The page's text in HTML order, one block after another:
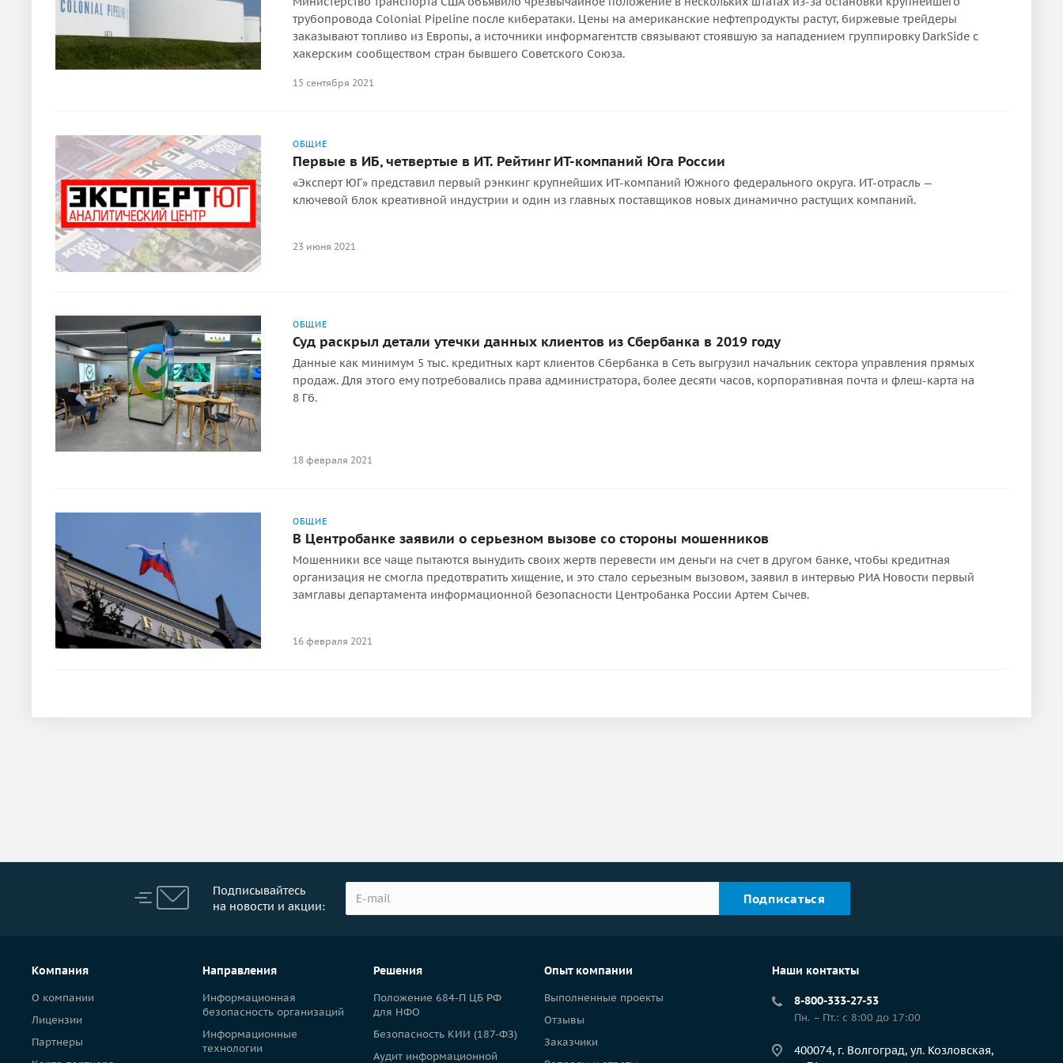
трубопровода Colonial Pipeline после кибератаки. Цены на американские нефтепродукты растут, биржевые трейдеры
заказывают топливо из Европы, а источники информагентств связывают стоявшую за нападением группировку DarkSide с
хакерским сообществом стран бывшего Советского Союза.
15 сентября 2021
ОБЩИЕ
Первые в ИБ, четвертые в ИТ. Рейтинг ИТ-компаний Юга России
«Эксперт ЮГ» представил первый рэнкинг крупнейших ИТ-компаний Южного федерального округа. ИТ-отрасль —
ключевой блок креативной индустрии и один из главных поставщиков новых динамично растущих компаний.
23 июня 2021
ОБЩИЕ
Суд раскрыл детали утечки данных клиентов из Сбербанка в 2019 году
Данные как минимум 5 тыс. кредитных карт клиентов Сбербанка в Сеть выгрузил начальник сектора управления прямых
продаж. Для этого ему потребовались права администратора, более десяти часов, корпоративная почта и флеш-карта на
8 Гб.
18 февраля 2021
ОБЩИЕ
В Центробанке заявили о серьезном вызове со стороны мошенников
Мошенники все чаще пытаются вынудить своих жертв перевести им деньги на счет в другом банке, чтобы кредитная
организация не смогла предотвратить хищение, и это стало серьезным вызовом, заявил в интервью РИА Новости первый
замглавы департамента информационной безопасности Центробанка России Артем Сычев.
16 февраля 2021
Подписывайтесь
на новости и акции:
Компания
О компании
Лицензии
Партнеры
Направления
Информационная
безопасность организаций
Информационные
технологии
Решения
Положение 684-П ЦБ РФ
для НФО
Безопасность КИИ (187-ФЗ)
Аудит информационной
Опыт компании
Выполненные проекты
Отзывы
Заказчики
Наши контакты
8-800-333-27-53
Пн. – Пт.: с 8:00 до 17:00
400074, г. Волгоград, ул. Козловская,